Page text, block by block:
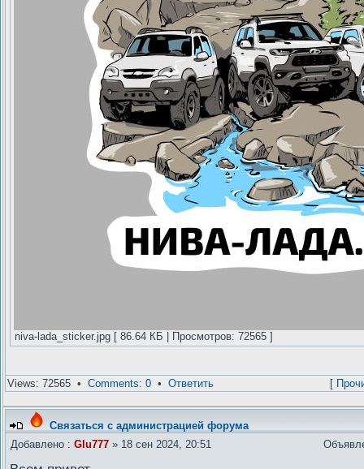
niva-lada_sticker.jpg [ 86.64 КБ | Просмотров: 72565 ]
Views: 72565 • Comments: 0 • Ответить [
Связаться с администрацией форума
Добавлено : Glu777 » 18 сен 2024, 20:51